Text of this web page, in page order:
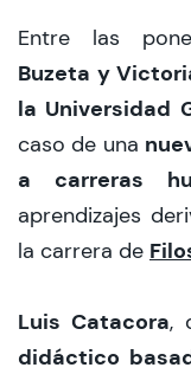
Entre las
Buzeta y
la Universidad
caso de una
a carreras
aprendizajes
la carrera de
Luis Catacora,
didáctico